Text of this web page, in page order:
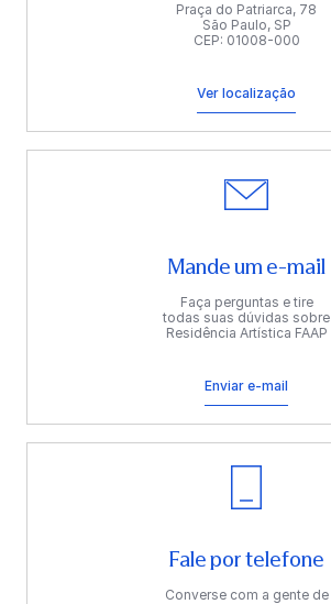
Praça do Patriarca, 78
São Paulo, SP
CEP: 01008-000
Ver localização
Mande um e-mail
Faça perguntas e tire
todas suas dúvidas sobre
Residência Artística FAAP
Enviar e-mail
Fale por telefone
Converse com a gente de